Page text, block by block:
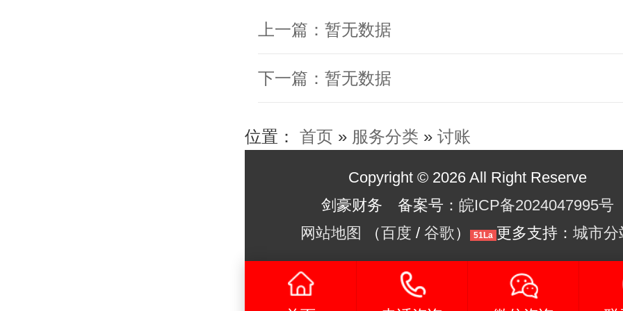
上一篇：暂无数据
下一篇：暂无数据
位置： 首页 » 服务分类 » 讨账
Copyright © 2026 All Right Reserve
剑豪财务 备案号： 皖ICP备2024047995号
网站地图
（百度 / 谷歌） 51La 更多支持： 城市分